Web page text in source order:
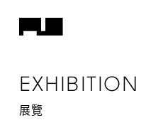
EXHIBITION
展覽